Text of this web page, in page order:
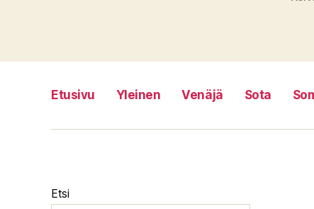
Etusivu Yleinen Venäjä Sota
Etsi